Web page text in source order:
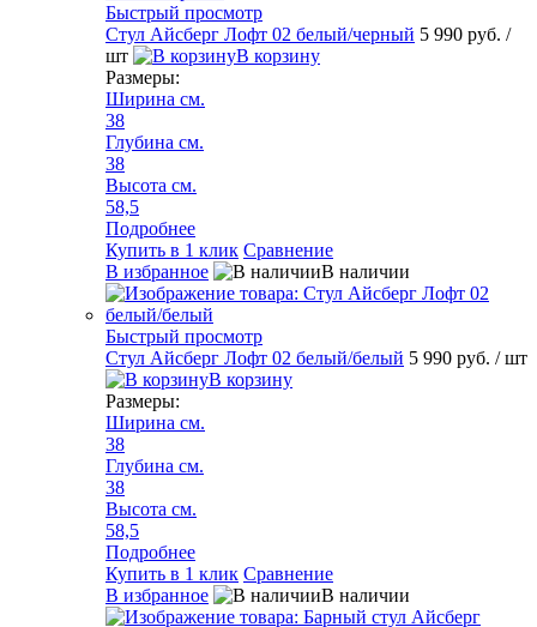
Быстрый просмотр
Стул Айсберг Лофт 02 белый/черный 5 990 руб. /
шт
В корзину
Размеры:
Ширина см.
38
Глубина см.
38
Высота см.
58,5
Подробнее
Купить в 1 клик Сравнение
В избранное
В наличии
Быстрый просмотр
Стул Айсберг Лофт 02 белый/белый 5 990 руб. / шт
В корзину
Размеры:
Ширина см.
38
Глубина см.
38
Высота см.
58,5
Подробнее
Купить в 1 клик Сравнение
В избранное
В наличии